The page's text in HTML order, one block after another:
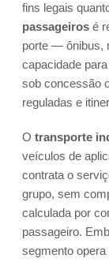
fins legais
passageiros é
porte — ônibus,
capacidade
sob concessão
reguladas e
O transporte
veículos de
contrata o
grupo, sem
calculada por
passageiro.
segmento